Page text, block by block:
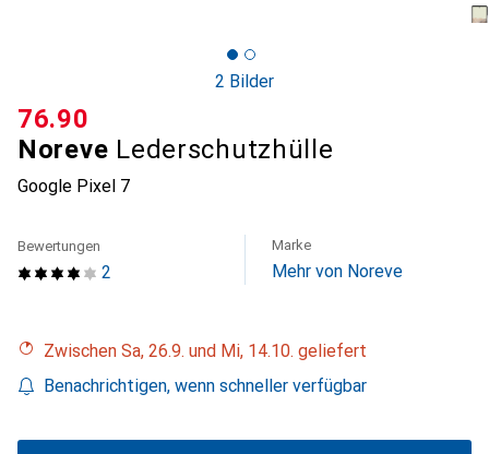
2 Bilder
Noreve Lederschutzhülle
Google Pixel 7
CHF
76.90
2
Bewertungen Marke
Mehr von Noreve
Zwischen Sa, 26.9. und Mi, 14.10. geliefert
Benachrichtigen, wenn schneller verfügbar